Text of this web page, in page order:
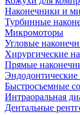
Наконечники и
Турбинные
Микромоторы
Угловые
Хирургические
Прямые
Быстросъемные
Интраоральная
Дентальные